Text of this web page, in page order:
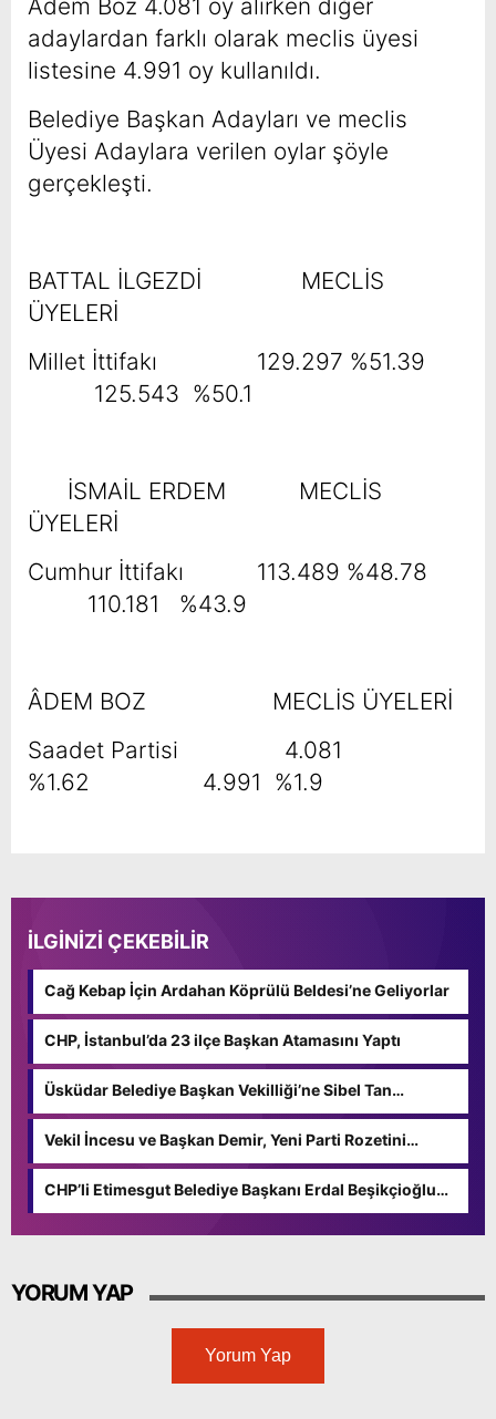
Âdem Boz 4.081 oy alırken diğer
adaylardan farklı olarak meclis üyesi
listesine 4.991 oy kullanıldı.
Belediye Başkan Adayları ve meclis
Üyesi Adaylara verilen oylar şöyle
gerçekleşti.
BATTAL İLGEZDİ MECLİS
ÜYELERİ
Millet İttifakı 129.297 %51.39
125.543 %50.1
İSMAİL ERDEM MECLİS
ÜYELERİ
Cumhur İttifakı 113.489 %48.78
110.181 %43.9
ÂDEM BOZ MECLİS ÜYELERİ
Saadet Partisi 4.081
%1.62 4.991 %1.9
İLGİNİZİ ÇEKEBİLİR
Cağ Kebap İçin Ardahan Köprülü Beldesi’ne Geliyorlar
CHP, İstanbul’da 23 ilçe Başkan Atamasını Yaptı
Üsküdar Belediye Başkan Vekilliği’ne Sibel Tan
Çetinkaya seçildi
Vekil İncesu ve Başkan Demir, Yeni Parti Rozetini
Taktılar
CHP’li Etimesgut Belediye Başkanı Erdal Beşikçioğlu
dahil 40 kişi tutuklandı
YORUM YAP
Yorum Yap